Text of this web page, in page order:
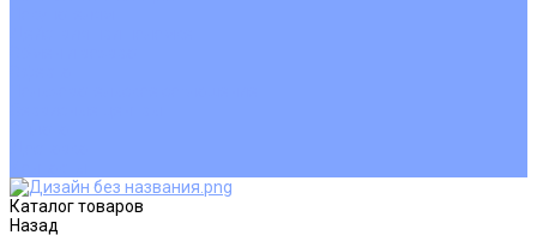
Каталог товаров
Назад